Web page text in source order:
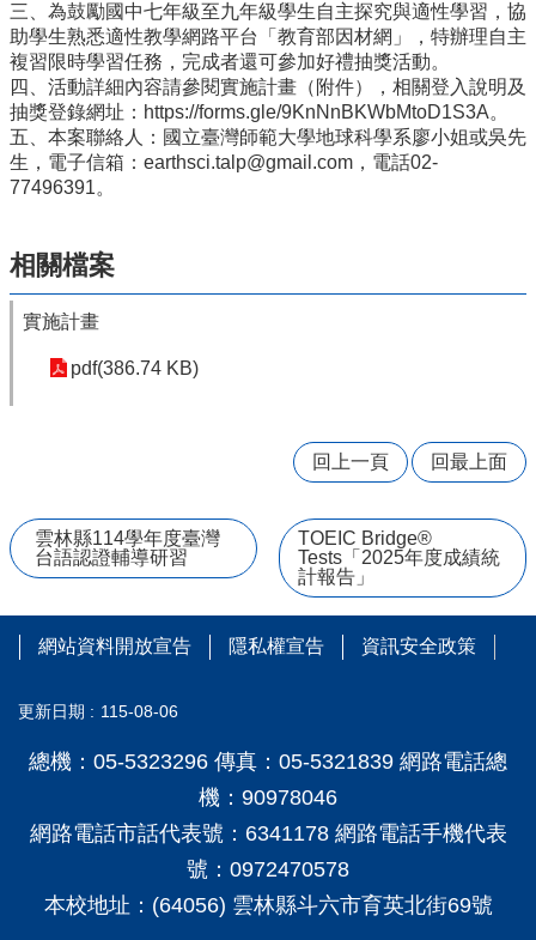
力
宇
教
育
平
台
正
學
我
檢
方
案
科
化
評
林
學
三、為鼓勵國中七年級至九年級學生自主探究與適性學習，協
助學生熟悉適性教學網路平台「教育部因材網」，特辦理自主
複習限時學習任務，完成者還可參加好禮抽獎活動。
四、活動詳細內容請參閱實施計畫（附件），相關登入說明及
抽獎登錄網址：https://forms.gle/9KnNnBKWbMtoD1S3A。
五、本案聯絡人：國立臺灣師範大學地球科學系廖小姐或吳先
生，電子信箱：earthsci.talp@gmail.com，電話02-
77496391。
相關檔案
實施計畫
pdf(386.74 KB)
回上一頁 回最上面
雲林縣114學年度臺灣
台語認證輔導研習
TOEIC Bridge®
Tests「2025年度成績統
計報告」
網站資料開放宣告 隱私權宣告 資訊安全政策
更新日期 115-08-06
總機：05-5323296 傳真：05-5321839 網路電話總
機：90978046
網路電話市話代表號：6341178 網路電話手機代表
號：0972470578
本校地址：(64056) 雲林縣斗六市育英北街69號